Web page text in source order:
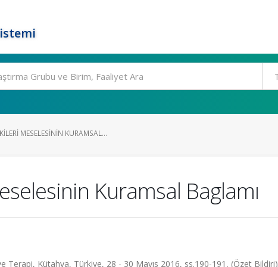
MESELESININ KURAMSAL...
Kuramsal Baglamı
Terapi, Kütahya, Türkiye, 28 - 30 Mayıs 2016, ss.190-191, (Özet Bildiri)